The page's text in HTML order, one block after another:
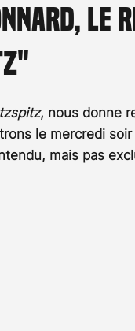
le
, nous donne
le mercredi
mais pas